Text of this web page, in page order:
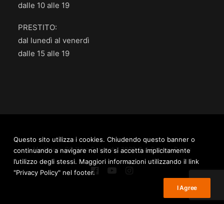
dalle 10 alle 19
PRESTITO:
dal lunedì al venerdì
dalle 15 alle 19
Mediateca.GO “Ugo Casiraghi” 2020 © /Privacy Policy
Questo sito utilizza i cookies. Chiudendo questo banner o
continuando a navigare nel sito si accetta implicitamente
l’utilizzo degli stessi. Maggiori informazioni utilizzando il link
"Privacy Policy" nel footer.
I Agree